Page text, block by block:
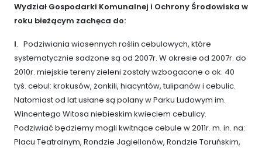
Wydział Gospodarki Komunalnej i Ochrony Środowiska w
roku bieżącym zachęca do:
I. Podziwiania wiosennych roślin cebulowych, które
systematycznie sadzone są od 2007r. W okresie od 2007r. do
2010r. miejskie tereny zieleni zostały wzbogacone o ok. 40
tyś. cebul: krokusów, żonkili, hiacyntów, tulipanów i cebulic.
Natomiast od lat usłane są polany w Parku Ludowym im.
Wincentego Witosa niebieskim kwieciem cebulicy.
Podziwiać będziemy mogli kwitnące cebule w 2011r. m. in. na:
Placu Teatralnym, Rondzie Jagiellonów, Rondzie Toruńskim,